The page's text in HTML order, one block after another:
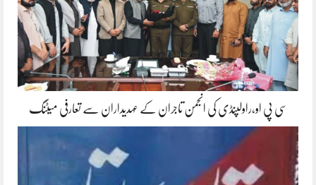
سی پی او،راولپنڈی کی انجمن تاجران کے عہدیداران سے تعارفی میٹنگ